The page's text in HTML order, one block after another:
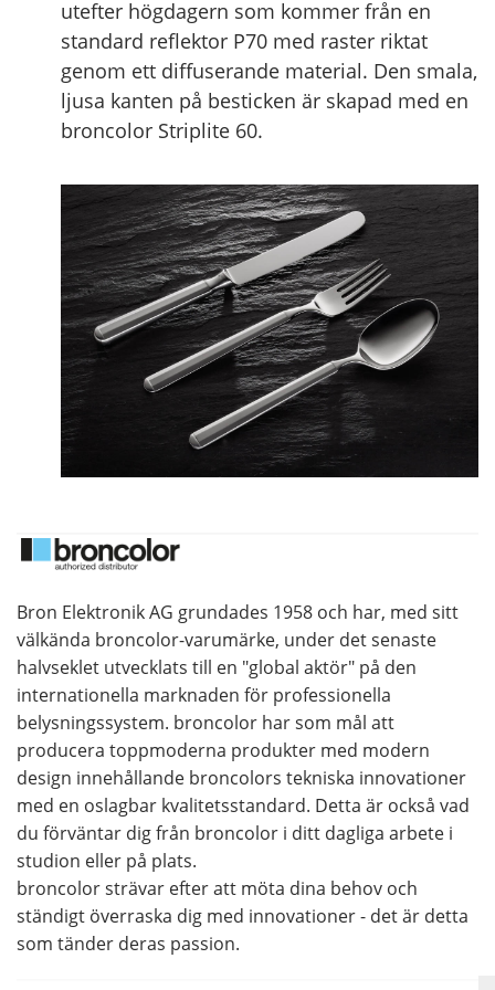
utefter högdagern som kommer från en
standard reflektor P70 med raster riktat
genom ett diffuserande material. Den smala,
ljusa kanten på besticken är skapad med en
broncolor Striplite 60.
Bron Elektronik AG grundades 1958 och har, med sitt
välkända broncolor-varumärke, under det senaste
halvseklet utvecklats till en "global aktör" på den
internationella marknaden för professionella
belysningssystem. broncolor har som mål att
producera toppmoderna produkter med modern
design innehållande broncolors tekniska innovationer
med en oslagbar kvalitetsstandard. Detta är också vad
du förväntar dig från broncolor i ditt dagliga arbete i
studion eller på plats.
broncolor strävar efter att möta dina behov och
ständigt överraska dig med innovationer - det är detta
som tänder deras passion.